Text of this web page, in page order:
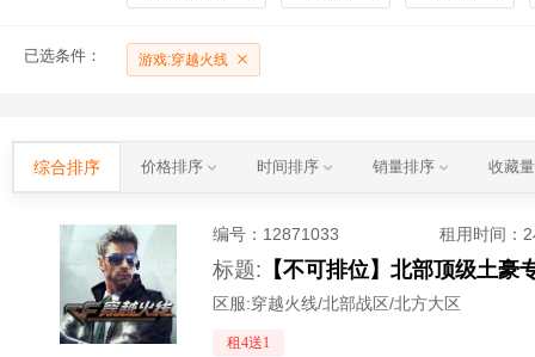
已选条件： 游戏:穿越火线
综合排序 价格排序 时间排序 销量排序 收藏
编号： 12871033 租用时间 ：
标题:
区服:穿越火线/北部战区/北方大区
租4送1